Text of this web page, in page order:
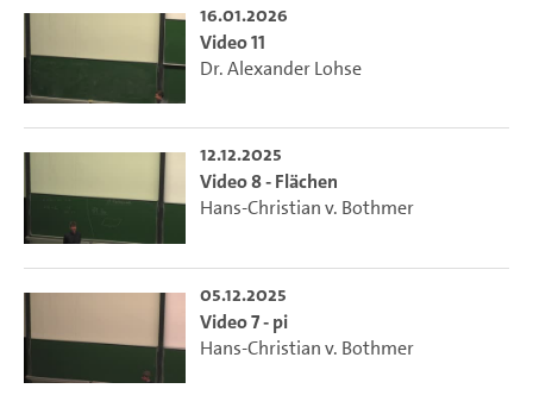
16.01.2026
Video 11
Dr. Alexander Lohse
12.12.2025
Video 8 - Flächen
Hans-Christian v. Bothmer
05.12.2025
Video 7 - pi
Hans-Christian v. Bothmer